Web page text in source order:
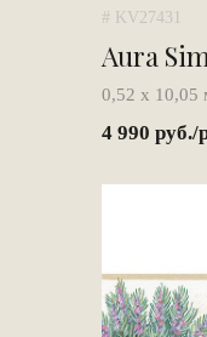
# KV27431
Aura
0,52 х 10,05
4 990 руб./